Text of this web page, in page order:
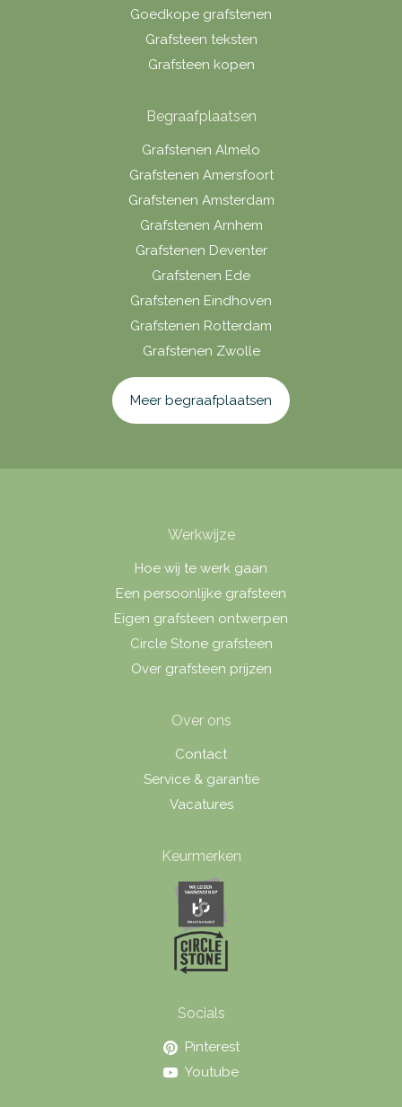
Goedkope grafstenen
Grafsteen teksten
Grafsteen kopen
Begraafplaatsen
Grafstenen Almelo
Grafstenen Amersfoort
Grafstenen Amsterdam
Grafstenen Arnhem
Grafstenen Deventer
Grafstenen Ede
Grafstenen Eindhoven
Grafstenen Rotterdam
Grafstenen Zwolle
Meer begraafplaatsen
Werkwijze
Hoe wij te werk gaan
Een persoonlijke grafsteen
Eigen grafsteen ontwerpen
Circle Stone grafsteen
Over grafsteen prijzen
Over ons
Contact
Service & garantie
Vacatures
Keurmerken
Socials
Pinterest
Youtube